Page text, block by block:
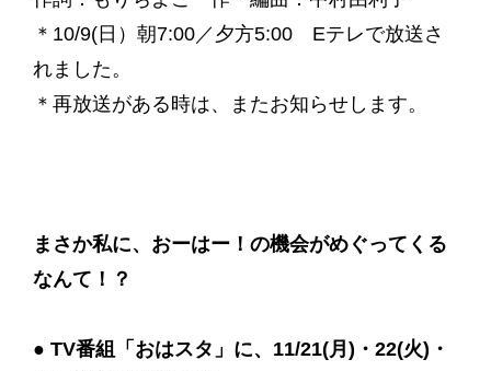
＊10/9(日）朝7:00／夕方5:00 Eテレで放送さ
れました。
＊再放送がある時は、またお知らせします。
まさか私に、おーはー！の機会がめぐってくる
なんて！？
● TV番組「おはスタ」に、11/21(月)・22(火)・